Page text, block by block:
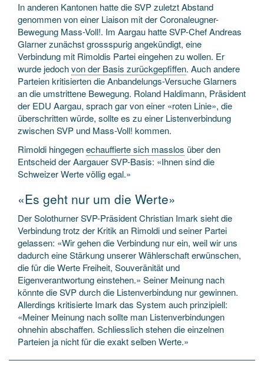
In anderen Kantonen hatte die SVP zuletzt Abstand
genommen von einer Liaison mit der Coronaleugner-
Bewegung Mass-Voll!. Im Aargau hatte SVP-Chef Andreas
Glarner zunächst grossspurig angekündigt, eine
Verbindung mit Rimoldis Partei eingehen zu wollen. Er
wurde jedochvon der Basis zurückgepfiffen. Auch andere
Parteien kritisierten die Anbandelungs-Versuche Glarners
an die umstrittene Bewegung. Roland Haldimann, Präsident
der EDU Aargau, sprach gar von einer «roten Linie», die
überschritten würde, sollte es zu einer Listenverbindung
zwischen SVP und Mass-Voll! kommen.
Rimoldi hingegenechauffierte sich masslos über den
Entscheid der Aargauer SVP-Basis: «Ihnen sind die
Schweizer Werte völlig egal.»
«Es geht nur um die Werte»
Der Solothurner SVP-Präsident Christian Imark sieht die
Verbindung trotz der Kritik an Rimoldi und seiner Partei
gelassen: «Wir gehen die Verbindung nur ein, weil wir uns
dadurch eine Stärkung unserer Wählerschaft erwünschen,
die für die Werte Freiheit, Souveränität und
Eigenverantwortung einstehen.» Seiner Meinung nach
könnte die SVP durch die Listenverbindung nur gewinnen.
Allerdings kritisierte Imark das System auch prinzipiell:
«Meiner Meinung nach sollte man Listenverbindungen
ohnehin abschaffen. Schliesslich stehen die einzelnen
Parteien ja nicht für die exakt selben Werte.»